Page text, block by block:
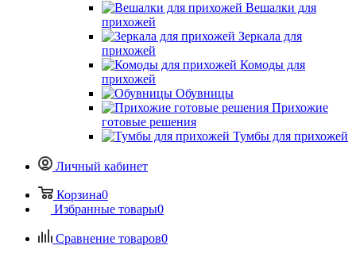
Вешалки для
прихожей
Зеркала для
прихожей
Комоды для
прихожей
Обувницы
Прихожие
готовые решения
Тумбы для прихожей
Личный кабинет
Корзина0
Избранные товары0
Сравнение товаров0